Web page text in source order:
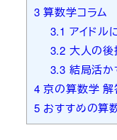
3 算数学コラム
3.1 アイドル
3.2 大人の後
3.3 結局活か
4 京の算数学 解
5 おすすめの算